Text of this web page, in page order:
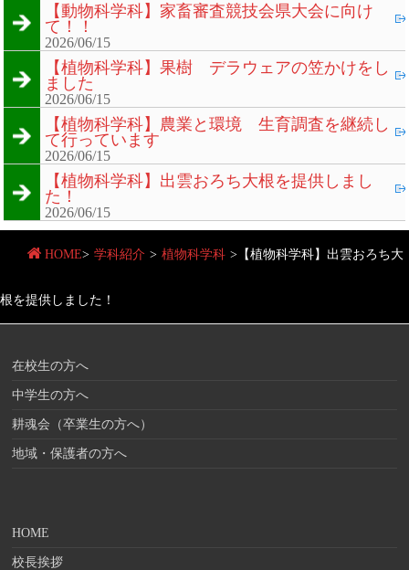
【動物科学科】家畜審査競技会県大会に向け
て！！
2026/06/15
【植物科学科】果樹 デラウェアの笠かけをし
ました
2026/06/15
【植物科学科】農業と環境 生育調査を継続し
て行っています
2026/06/15
【植物科学科】出雲おろち大根を提供しまし
た！
2026/06/15
HOME> 学科紹介 > 植物科学科 > 【植物科学科】出雲おろち大
根を提供しました！
在校生の方へ
中学生の方へ
耕魂会（卒業生の方へ）
地域・保護者の方へ
HOME
校長挨拶